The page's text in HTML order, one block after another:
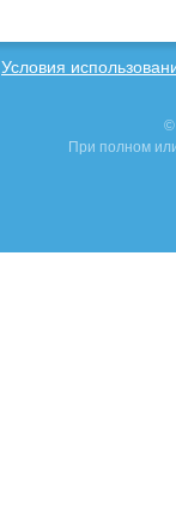
Условия
©
При полном